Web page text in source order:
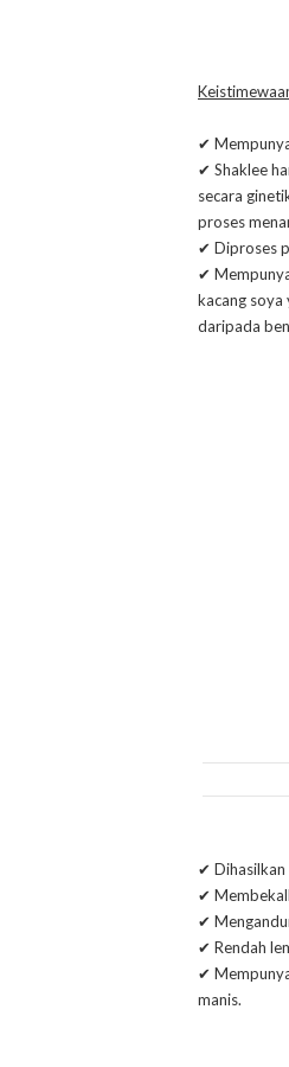
✔
✔ Shaklee
secara
proses
✔ Diproses
✔
kacang soya
daripada
✔ Dihasilkan
✔
✔
✔ Rendah
✔
manis.